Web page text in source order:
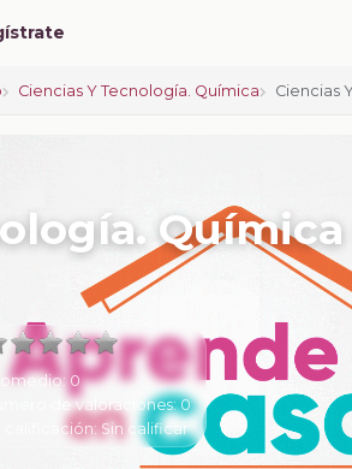
Ciencias Y Tecnología. Química Ciencias
0
de valoraciones:0
calificación:Sin calificar